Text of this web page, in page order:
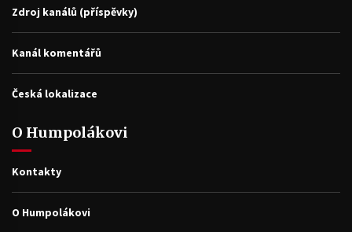
Zdroj kanálů (příspěvky)
Kanál komentářů
Česká lokalizace
O Humpolákovi
Kontakty
O Humpolákovi